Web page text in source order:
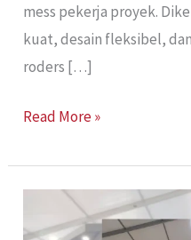
mess pekerja proyek.
kuat, desain fleksibel,
roders […]
Read More »
Tenda